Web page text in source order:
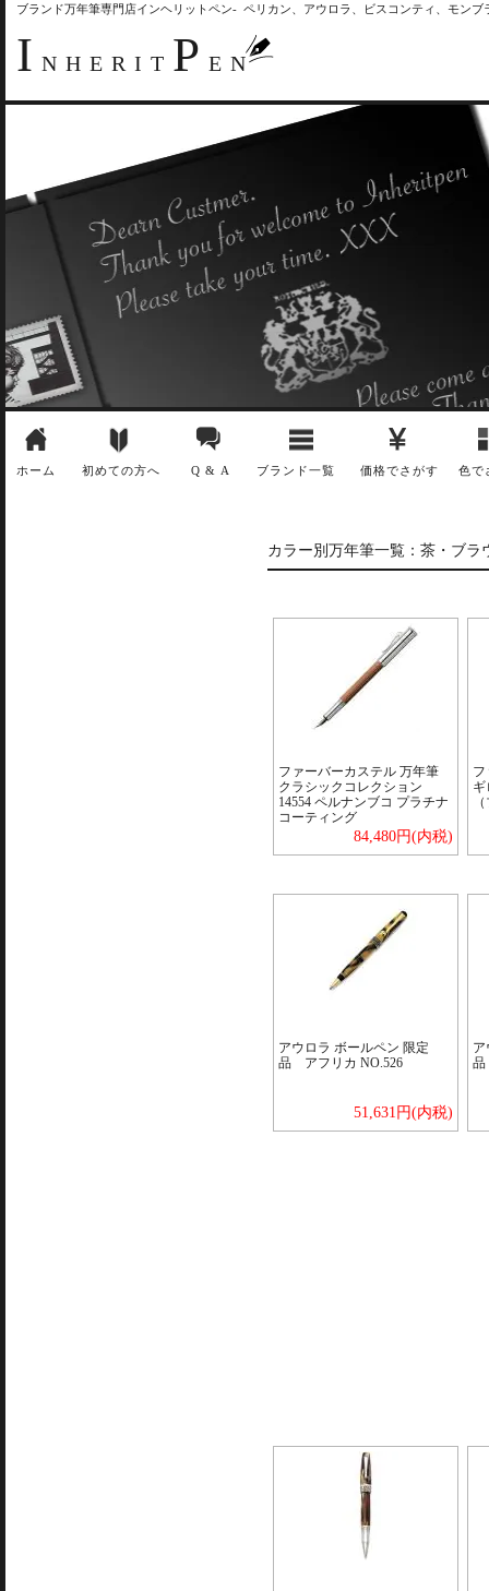
ブランド万年筆専門店インヘリットペン- ペリカン、アウロラ、ビスコンティ、モン
I NHERIT P EN
ホーム 初めての方へ Q & A ブランド一覧 価格でさがす 色で
カラー別万年筆一覧： 茶・ブラ
ファーバーカステル 万年筆
クラシックコレクション
14554 ペルナンブコ プラチナ
コーティング
84,480円(内税)
フ
アウロラ ボールペン 限定
品 アフリカ NO.526
51,631円(内税)
ア
品